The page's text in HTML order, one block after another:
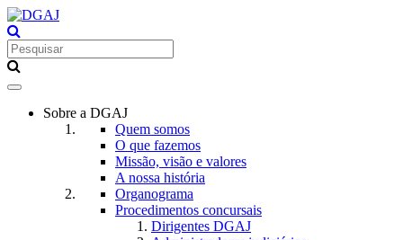
Toggle
navigationSobre a DGAJ
Quem somos
O que fazemos
Missão, visão e valores
A nossa história
Organograma
Procedimentos concursais
Dirigentes DGAJ